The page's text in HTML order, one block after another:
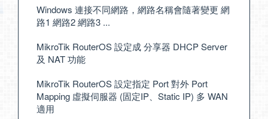
Windows 連接不同網路，網路名稱會隨著變更 網
路1 網路2 網路3 ...
MikroTik RouterOS 設定成 分享器 DHCP Server
及 NAT 功能
MikroTik RouterOS 設定指定 Port 對外 Port
Mapping 虛擬伺服器 (固定IP、Static IP) 多 WAN
適用